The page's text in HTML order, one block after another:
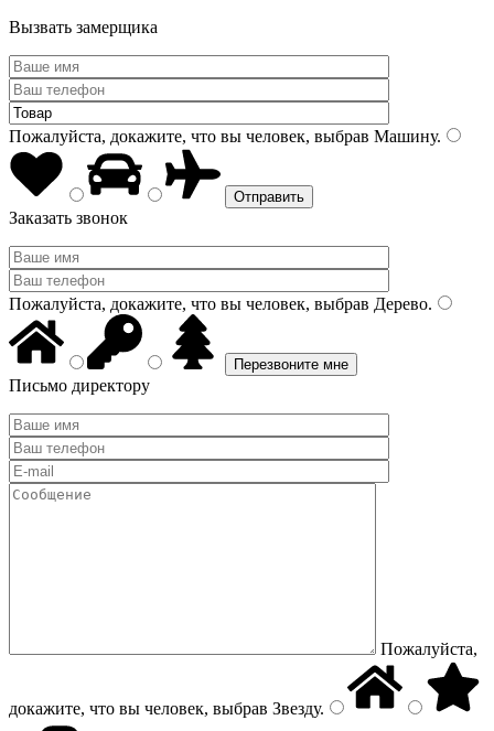
Вызвать замерщика
Пожалуйста, докажите, что вы человек, выбрав Машину.
Заказать звонок
Пожалуйста, докажите, что вы человек, выбрав Дерево.
Письмо директору
Пожалуйста,
докажите, что вы человек, выбрав Звезду.